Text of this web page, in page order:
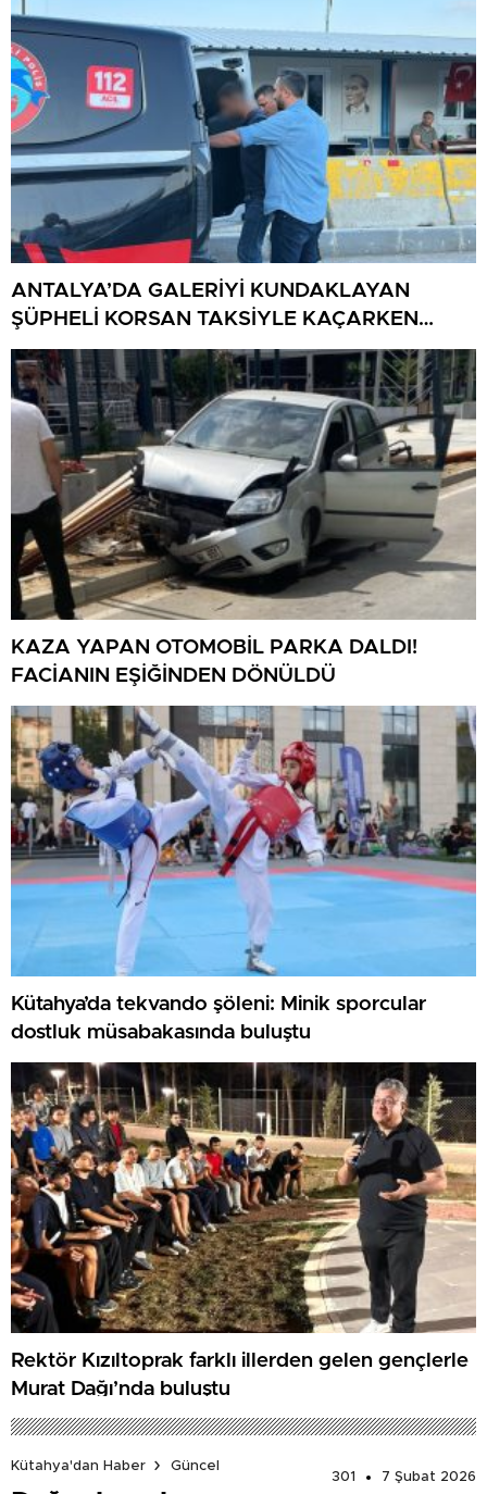
ANTALYA’DA GALERİYİ KUNDAKLAYAN
ŞÜPHELİ KORSAN TAKSİYLE KAÇARKEN
KÜTAHYA’DA YAKALANDI
KAZA YAPAN OTOMOBİL PARKA DALDI!
FACİANIN EŞİĞİNDEN DÖNÜLDÜ
Kütahya’da tekvando şöleni: Minik sporcular
dostluk müsabakasında buluştu
Rektör Kızıltoprak farklı illerden gelen gençlerle
Murat Dağı’nda buluştu
Kütahya'dan Haber
Güncel
301
7 Şubat 2026